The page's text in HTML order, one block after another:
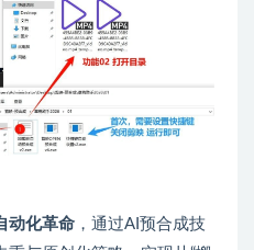
动化革命 ，通过AI预合成技